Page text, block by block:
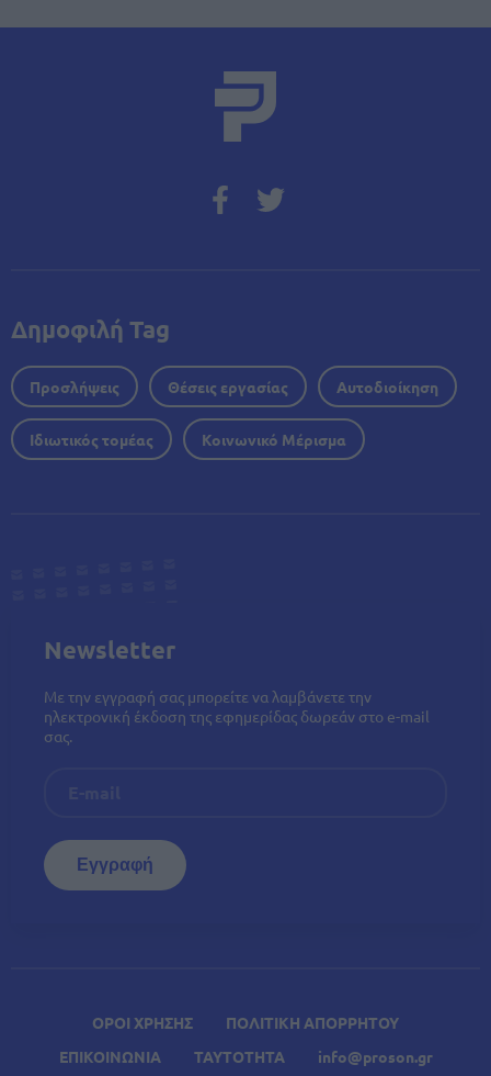
ΟΡΟΙ ΧΡΗΣΗΣ
ΠΟΛΙΤΙΚΗ ΑΠΟΡΡΗΤΟΥ
ΕΠΙΚΟΙΝΩΝΙΑ
ΤΑΥΤΟΤΗΤΑ info@proson.gr
Δημοφιλή Tag
Προσλήψεις Θέσεις εργασίας Αυτοδιοίκηση
Ιδιωτικός τομέας Κοινωνικό Μέρισμα
Newsletter
Με την εγγραφή σας μπορείτε να λαμβάνετε την
ηλεκτρονική έκδοση της εφημερίδας δωρεάν στο e-mail
σας.